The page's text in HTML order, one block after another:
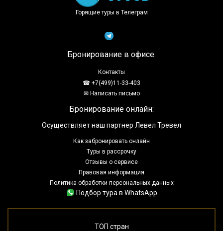
Горящие туры в Телеграм
Бронирование в офисе:
Контакты
☎ +7(499)11-33-403
✉ Написать письмо
Бронирование онлайн:
Осуществляет наш партнер Левел Тревел
Как забронировать онлайн
Туры в рассрочку
Отзывы о сервисе
Правовая информация
Политика обработки персональных данных
Подбор тура в WhatsApp
ТОП стран